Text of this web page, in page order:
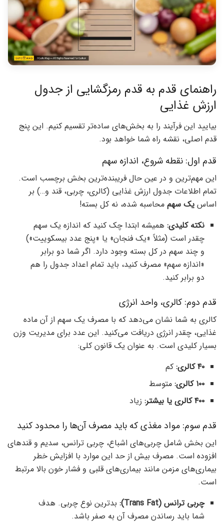
راهنمای قدم به قدم رمزگشایی از جدول
ارزش غذایی
بیایید این فرآیند را به بخش‌های ساده‌تر تقسیم کنیم. این پنج
قدم اصلی، نقشه راه شما خواهد بود.
قدم اول: نقطه شروع، اندازه سهم
این مهم‌ترین و در عین حال فریبنده‌ترین بخش برچسب است.
تمام اطلاعات جدول ارزش غذایی (کالری، چربی، قند و…) بر
اساس یک سهم محاسبه شده، نه کل بسته!
نکته کلیدی: همیشه ابتدا چک کنید که اندازه یک سهم
چقدر است (مثلاً «یک فنجان» یا «پنج عدد بیسکوییت»)
و چند سهم در کل بسته وجود دارد. اگر شما دو برابر
«اندازه سهم» مصرف کنید، باید تمام اعداد جدول را هم
دو برابر کنید.
قدم دوم: کالری، واحد انرژی
کالری به شما نشان می‌دهد که با مصرف یک سهم از آن ماده
غذایی، چقدر انرژی دریافت می‌کنید. این عدد برای مدیریت وزن
بسیار کلیدی است. به عنوان یک قانون کلی:
۴۰ کالری:
کم
۱۰۰ کالری:
متوسط
۴۰۰ کالری یا بیشتر:
زیاد
قدم سوم: مواد مغذی که باید مصرف آن‌ها را محدود کنید
این بخش شامل چربی‌های اشباع، چربی ترانس، سدیم و قندهای
افزوده است. مصرف بیش از حد این موارد با افزایش خطر
بیماری‌های مزمن مانند بیماری‌های قلبی و فشار خون بالا مرتبط
است.
چربی ترانس (Trans Fat):
بدترین نوع چربی. هدف
شما باید رساندن مصرف آن به صفر باشد.